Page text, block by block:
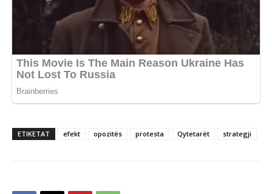
ETIKETAT efekt opozitës protesta Qytetarët strategji